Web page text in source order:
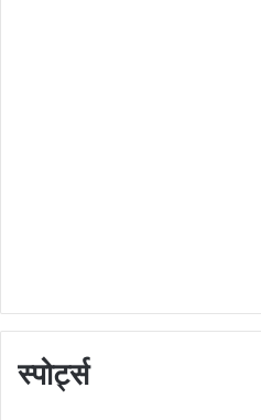
स्पोर्ट्स